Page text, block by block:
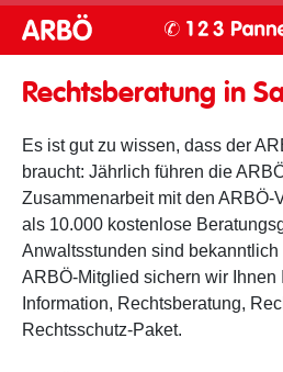
Rechtsberatung in
Es ist gut zu wissen, dass der
braucht: Jährlich führen die
Zusammenarbeit mit den ARBÖ-
als 10.000 kostenlose
Anwaltsstunden sind
ARBÖ-Mitglied sichern wir Ihnen
Information, Rechtsberatung,
Rechtsschutz-Paket.